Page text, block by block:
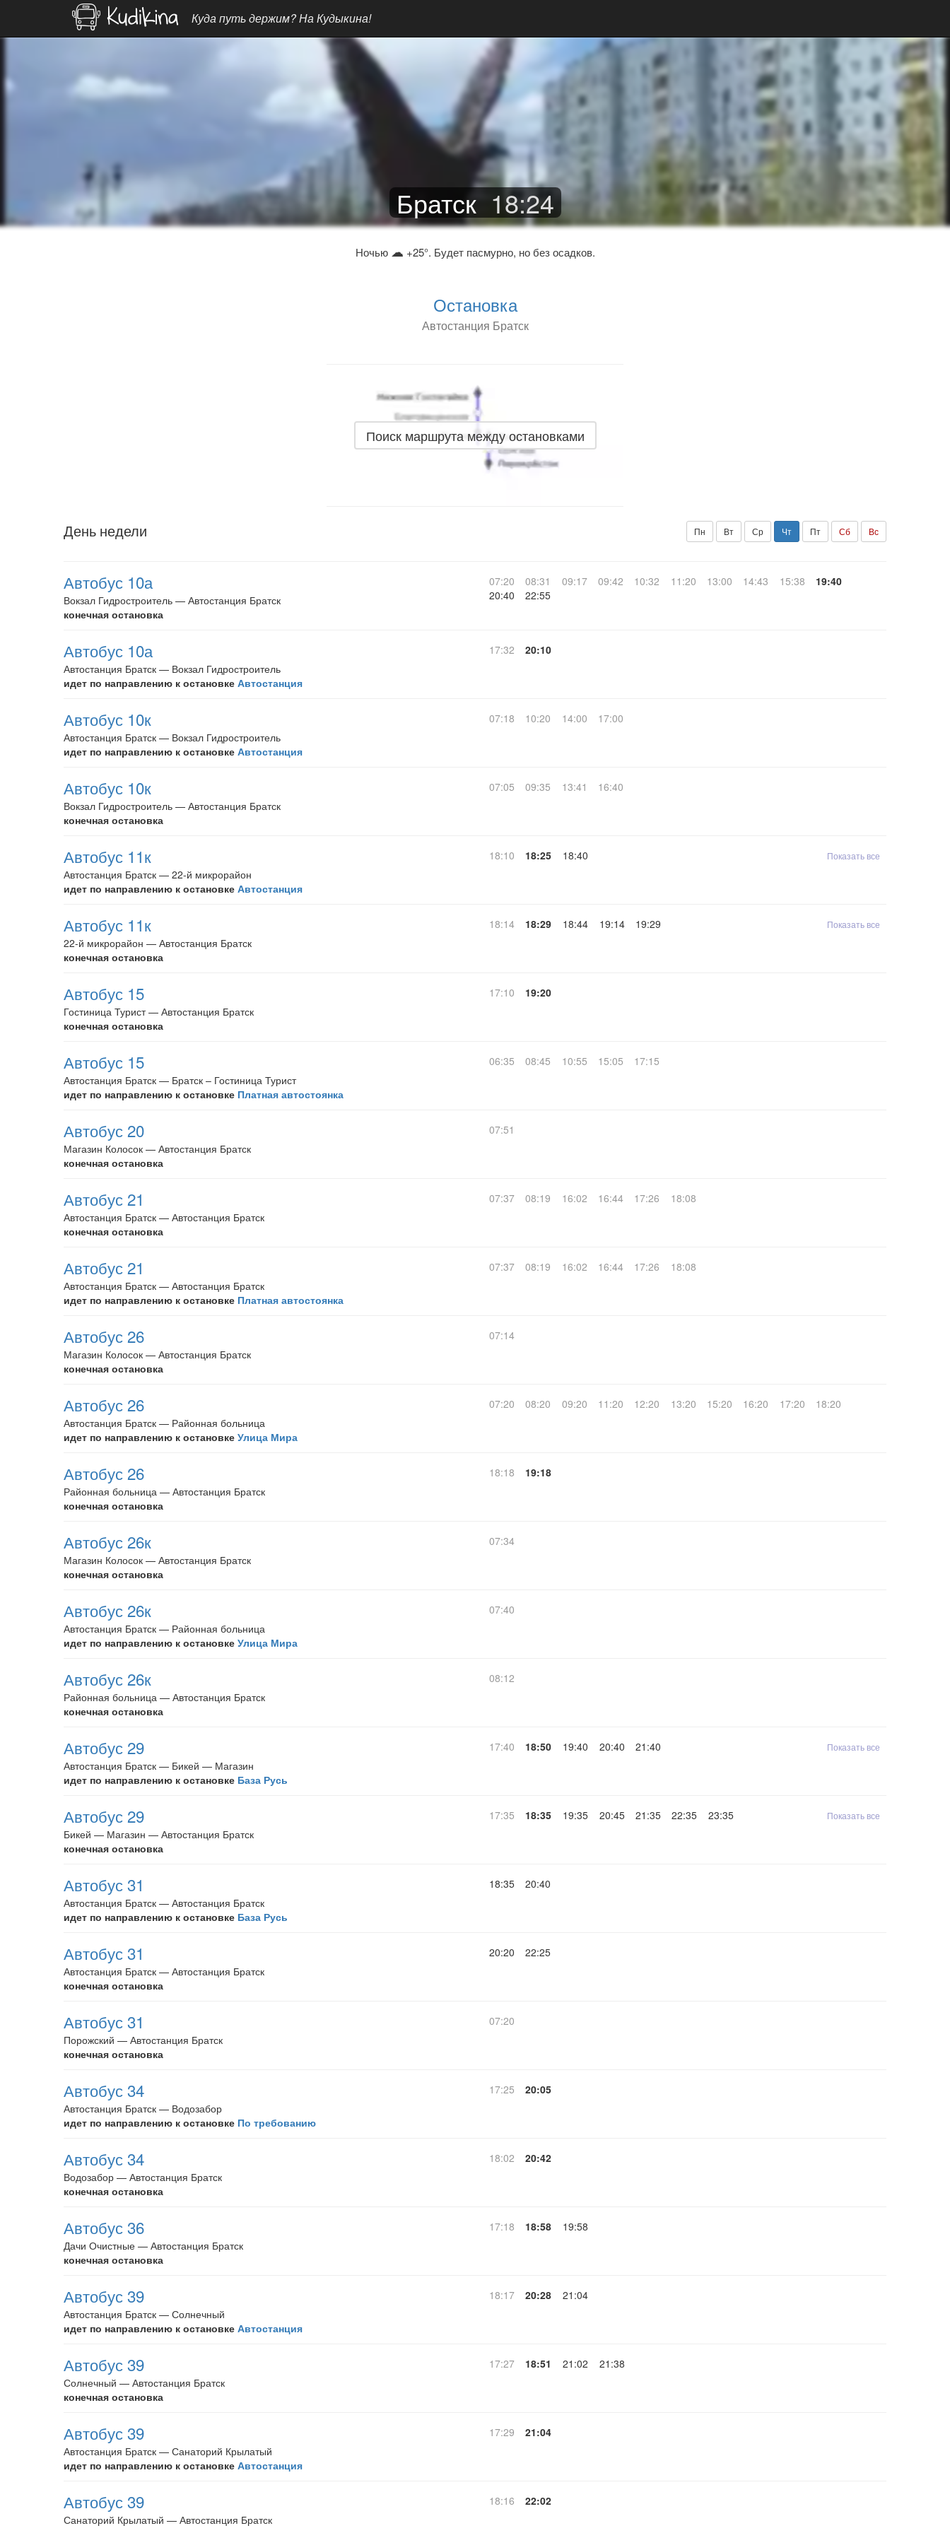
Куда путь держим? На Кудыкина!
Братск 18:24
Ночью ☁ +25°. Будет пасмурно, но без осадков.
Остановка
Автостанция Братск
Поиск маршрута между остановками
День недели Пн Вт Ср Чт Пт Сб Вс
Автобус 10а
Вокзал Гидростроитель — Автостанция Братск
конечная остановка
07:20 08:31 09:17 09:42 10:32 11:20 13:00 14:43 15:38
19:40
20:40
22:55
Автобус 10а
Автостанция Братск — Вокзал Гидростроитель
идет по направлению к остановке Автостанция
17:32 20:10
Автобус 10к
Автостанция Братск — Вокзал Гидростроитель
идет по направлению к остановке Автостанция
07:18 10:20 14:00 17:00
Автобус 10к
Вокзал Гидростроитель — Автостанция Братск
конечная остановка
07:05 09:35 13:41 16:40
Автобус 11к
Автостанция Братск — 22-й микрорайон
идет по направлению к остановке Автостанция
18:10 18:25 18:40 Показать все
Автобус 11к
22-й микрорайон — Автостанция Братск
конечная остановка
18:14 18:29 18:44 19:14 19:29 Показать все
Автобус 15
Гостиница Турист — Автостанция Братск
конечная остановка
17:10 19:20
Автобус 15
Автостанция Братск — Братск – Гостиница Турист
идет по направлению к остановке Платная автостоянка
06:35 08:45 10:55 15:05 17:15
Автобус 20
Магазин Колосок — Автостанция Братск
конечная остановка
07:51
Автобус 21
Автостанция Братск — Автостанция Братск
конечная остановка
07:37 08:19 16:02 16:44 17:26 18:08
Автобус 21
Автостанция Братск — Автостанция Братск
идет по направлению к остановке Платная автостоянка
07:37 08:19 16:02 16:44 17:26 18:08
Автобус 26
Магазин Колосок — Автостанция Братск
конечная остановка
07:14
Автобус 26
Автостанция Братск — Районная больница
идет по направлению к остановке Улица Мира
07:20 08:20 09:20 11:20 12:20 13:20 15:20 16:20 17:20 18:20
Автобус 26
Районная больница — Автостанция Братск
конечная остановка
18:18 19:18
Автобус 26к
Магазин Колосок — Автостанция Братск
конечная остановка
07:34
Автобус 26к
Автостанция Братск — Районная больница
идет по направлению к остановке Улица Мира
07:40
Автобус 26к
Районная больница — Автостанция Братск
конечная остановка
08:12
Автобус 29
Автостанция Братск — Бикей — Магазин
идет по направлению к остановке База Русь
17:40 18:50 19:40 20:40 21:40 Показать все
Автобус 29
Бикей — Магазин — Автостанция Братск
конечная остановка
17:35 18:35 19:35 20:45 21:35 22:35 23:35 Показать все
Автобус 31
Автостанция Братск — Автостанция Братск
идет по направлению к остановке База Русь
18:35 20:40
Автобус 31
Автостанция Братск — Автостанция Братск
конечная остановка
20:20 22:25
Автобус 31
Порожский — Автостанция Братск
конечная остановка
07:20
Автобус 34
Автостанция Братск — Водозабор
идет по направлению к остановке По требованию
17:25 20:05
Автобус 34
Водозабор — Автостанция Братск
конечная остановка
18:02 20:42
Автобус 36
Дачи Очистные — Автостанция Братск
конечная остановка
17:18 18:58 19:58
Автобус 39
Автостанция Братск — Солнечный
идет по направлению к остановке Автостанция
18:17 20:28 21:04
Автобус 39
Солнечный — Автостанция Братск
конечная остановка
17:27 18:51 21:02 21:38
Автобус 39
Автостанция Братск — Санаторий Крылатый
идет по направлению к остановке Автостанция
17:29 21:04
Автобус 39
Санаторий Крылатый — Автостанция Братск
18:16 22:02